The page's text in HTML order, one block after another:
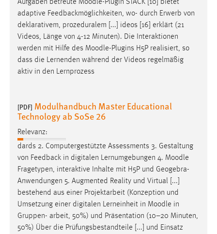
Aufgaben betreute Moodle-Plugin STACK [10] bietet
adaptive Feedbackmöglichkeiten, wo- durch Erwerb von
deklarativem, prozeduralem [...] ideos [16] erklärt (21
Videos, Länge von 4-12 Minuten). Die Interaktionen
werden mit Hilfe des Moodle-Plugins H5P realisiert, so
dass die Lernenden während der Videos regelmäßig
aktiv in den Lernprozess
[PDF] Modulhandbuch Master Educational
Technology ab SoSe 26
Relevanz:
dards 2. Computergestützte Assessments 3. Gestaltung
von Feedback in digitalen Lernumgebungen 4. Moodle
Fragetypen, interaktive Inhalte mit H5P und Geogebra-
Anwendungen 5. Augmented Reality und Virtual [...]
bestehend aus einer Projektarbeit (Konzeption und
Umsetzung einer digitalen Lerneinheit in Moodle in
Gruppen- arbeit, 50%) und Präsentation (10–20 Minuten,
50%) Über die Prüfungsbestandteile [...] und Einsatz